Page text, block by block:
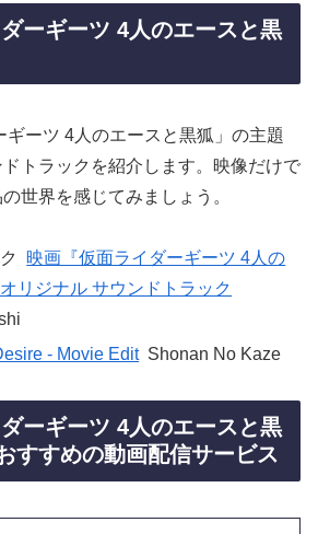
ーギーツ 4人のエースと黒
ギーツ 4人のエースと黒狐」の主題
トラックを紹介します。映像だけで
世界を感じてみましょう。
映画『仮面ライダーギーツ 4人の
リジナル サウンドトラック
- Movie Edit Shonan No Kaze
ーギーツ 4人のエースと黒
すすめの動画配信サービス